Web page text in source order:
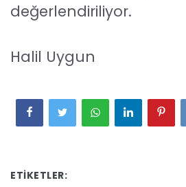
değerlendiriliyor.
Halil Uygun
ETIKETLER: